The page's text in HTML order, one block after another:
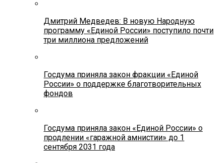
Дмитрий Медведев: В новую Народную
программу «Единой России» поступило почти
три миллиона предложений
Госдума приняла закон фракции «Единой
России» о поддержке благотворительных
фондов
Госдума приняла закон «Единой России» о
продлении «гаражной амнистии» до 1
сентября 2031 года